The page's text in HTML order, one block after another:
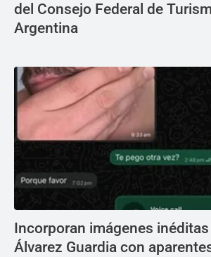
del Consejo Federal de
Argentina
Incorporan imágenes
Álvarez Guardia con